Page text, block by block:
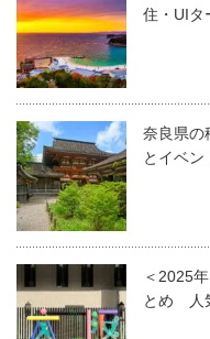
住・UIタ
奈良県の
とイベン
＜2025
とめ 人